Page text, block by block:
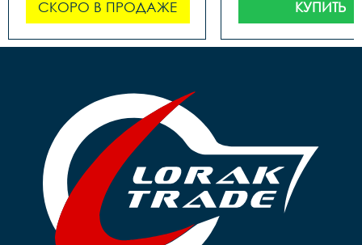
СКОРО В ПРОДАЖЕ КУПИТЬ